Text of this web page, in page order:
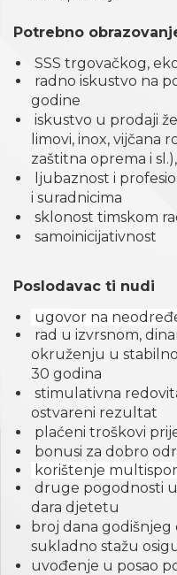
Potrebno
SSS trgovačkog,
radno iskustvo na
godine
iskustvo u prodaji
limovi, inox, vijčana
zaštitna oprema i
ljubaznost i
i suradnicima
sklonost timskom
samoinicijativnost
Poslodavac ti nudi
ugovor na
rad u izvrsnom,
okruženju u
30 godina
stimulativna
ostvareni rezultat
plaćeni troškovi
bonusi za dobro
korištenje
druge pogodnosti
dara djetetu
broj dana godišnjeg
sukladno stažu
uvođenje u posao